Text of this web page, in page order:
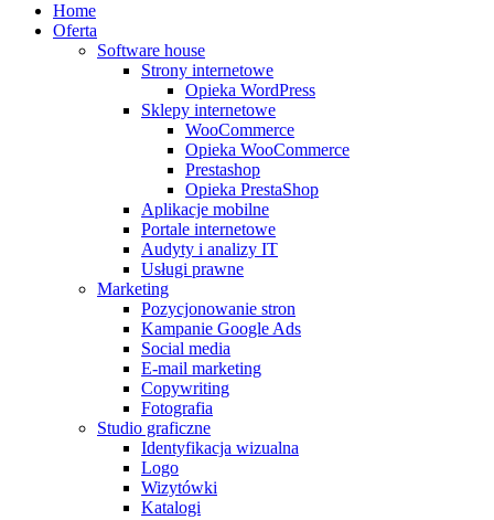
Home
Oferta
Software house
Strony internetowe
Opieka WordPress
Sklepy internetowe
WooCommerce
Opieka WooCommerce
Prestashop
Opieka PrestaShop
Aplikacje mobilne
Portale internetowe
Audyty i analizy IT
Usługi prawne
Marketing
Pozycjonowanie stron
Kampanie Google Ads
Social media
E-mail marketing
Copywriting
Fotografia
Studio graficzne
Identyfikacja wizualna
Logo
Wizytówki
Katalogi